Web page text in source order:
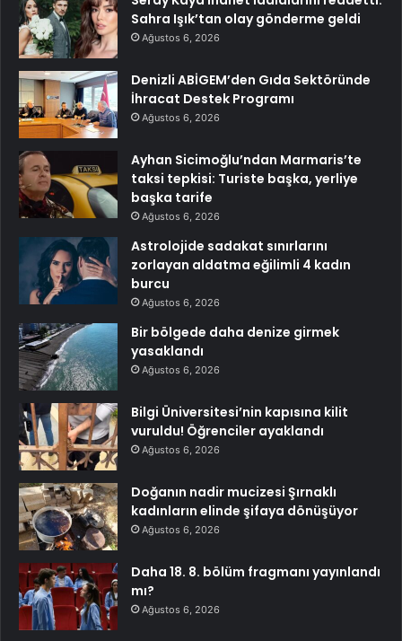
Sahra Işık’tan olay gönderme geldi
Ağustos 6, 2026
Denizli ABİGEM’den Gıda Sektöründe
İhracat Destek Programı
Ağustos 6, 2026
Ayhan Sicimoğlu’ndan Marmaris’te
taksi tepkisi: Turiste başka, yerliye
başka tarife
Ağustos 6, 2026
Astrolojide sadakat sınırlarını
zorlayan aldatma eğilimli 4 kadın
burcu
Ağustos 6, 2026
Bir bölgede daha denize girmek
yasaklandı
Ağustos 6, 2026
Bilgi Üniversitesi’nin kapısına kilit
vuruldu! Öğrenciler ayaklandı
Ağustos 6, 2026
Doğanın nadir mucizesi Şırnaklı
kadınların elinde şifaya dönüşüyor
Ağustos 6, 2026
Daha 18. 8. bölüm fragmanı yayınlandı
mı?
Ağustos 6, 2026